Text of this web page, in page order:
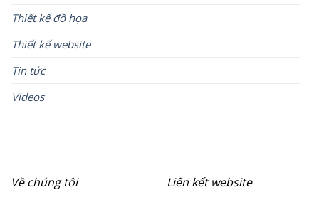
Thiết kế đồ họa
Thiết kế website
Tin tức
Videos
Về chúng tôi Liên kết website